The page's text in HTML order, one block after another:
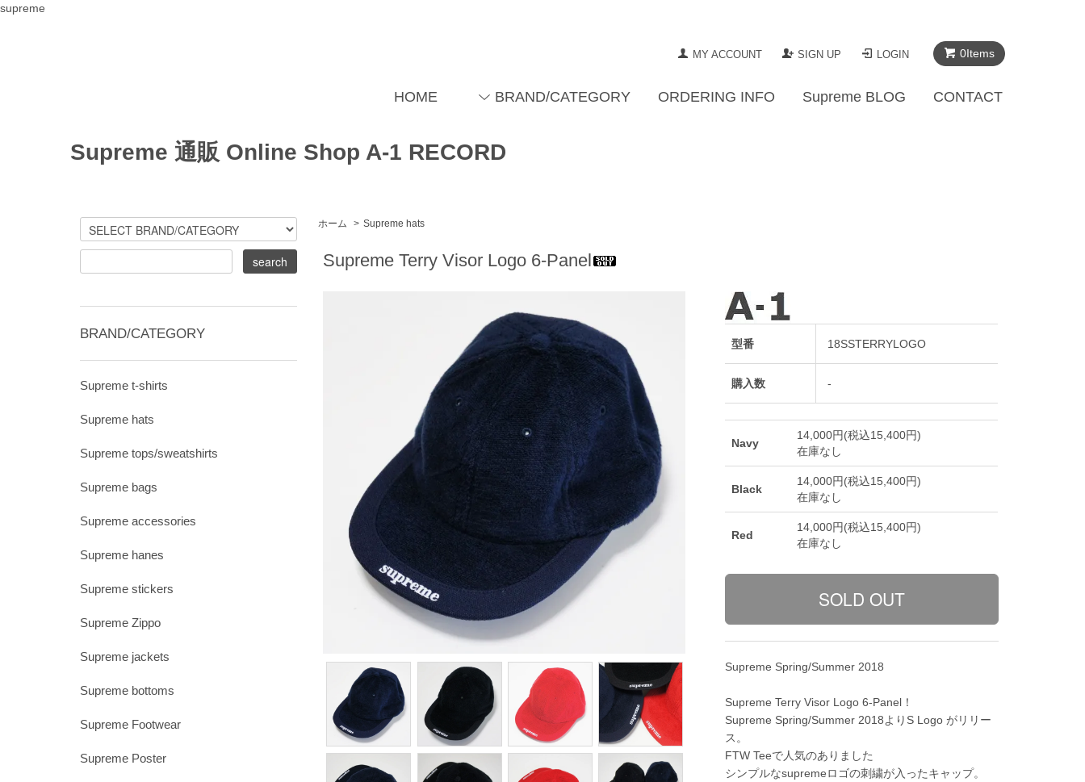
supreme
0Items
MY ACCOUNT SIGN UP LOGIN
HOME BRAND/CATEGORY ORDERING INFO Supreme BLOG CONTACT
Supreme 通販 Online Shop A-1 RECORD
ホーム > Supreme hats
Supreme Terry Visor Logo 6-Panel
型番 18SSTERRYLOGO
購入数 -
Navy
14,000円(税込15,400円)
在庫なし
Black
14,000円(税込15,400円)
在庫なし
Red
14,000円(税込15,400円)
在庫なし
Supreme Spring/Summer 2018
Supreme Terry Visor Logo 6-Panel！
Supreme Spring/Summer 2018よりS Logo がリリー
ス。
FTW Teeで人気のありました
シンプルなsupremeロゴの刺繍が入ったキャップ。
BRAND/CATEGORY
Supreme t-shirts
Supreme hats
Supreme tops/sweatshirts
Supreme bags
Supreme accessories
Supreme hanes
Supreme stickers
Supreme Zippo
Supreme jackets
Supreme bottoms
Supreme Footwear
Supreme Poster